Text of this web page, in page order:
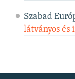
Szabad
látványos